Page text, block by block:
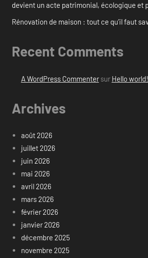
devient un acte patrimonial, écologique et
Rénovation de maison : tout ce qu’il faut
Recent Comments
A WordPress Commentersur Hello world!
Archives
août 2026
juillet 2026
juin 2026
mai 2026
avril 2026
mars 2026
février 2026
janvier 2026
décembre 2025
novembre 2025